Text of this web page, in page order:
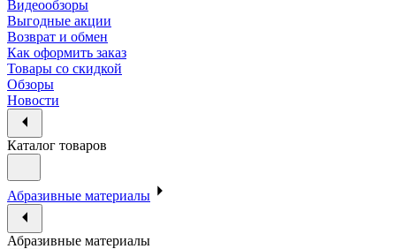
Видеообзоры
Выгодные акции
Возврат и обмен
Как оформить заказ
Товары со скидкой
Обзоры
Новости
Каталог товаров
Абразивные материалы
Абразивные материалы